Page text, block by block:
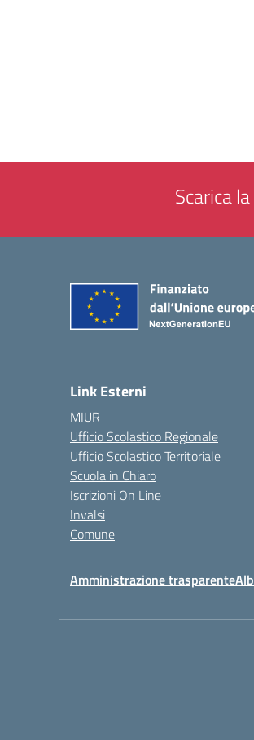
Scarica
Link Esterni
MIUR
Ufficio Scolastico Regionale
Ufficio Scolastico Territoriale
Scuola in Chiaro
Iscrizioni On Line
Invalsi
Comune
Amministrazione trasparente